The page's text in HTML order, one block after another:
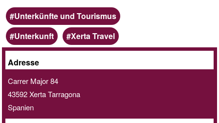
Kategorie
Unterkünfte und Tourismus
Stichwörter
Unterkunft Xerta Travel
Zu
Hause
oder
online
möglich
Adresse
Carrer Major 84
43592XertaTarragona
Spanien